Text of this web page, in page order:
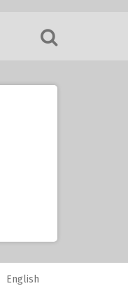
English